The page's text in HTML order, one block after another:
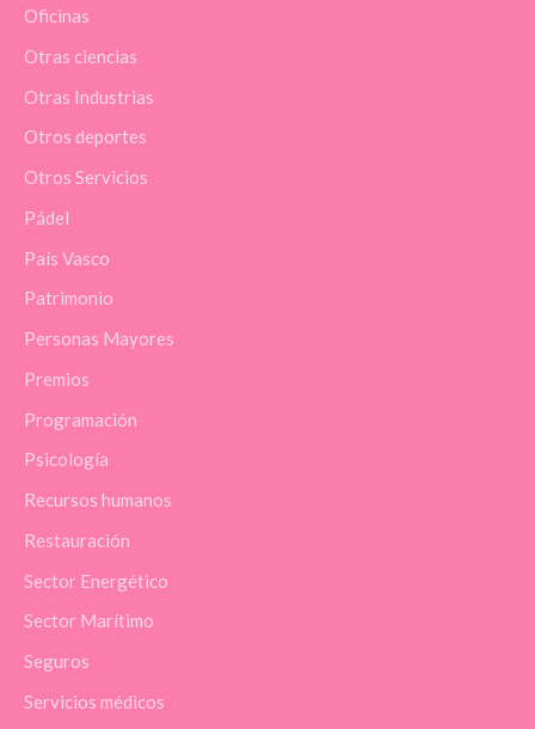
Oficinas
Otras ciencias
Otras Industrias
Otros deportes
Otros Servicios
Pádel
País Vasco
Patrimonio
Personas Mayores
Premios
Programación
Psicología
Recursos humanos
Restauración
Sector Energético
Sector Marítimo
Seguros
Servicios médicos